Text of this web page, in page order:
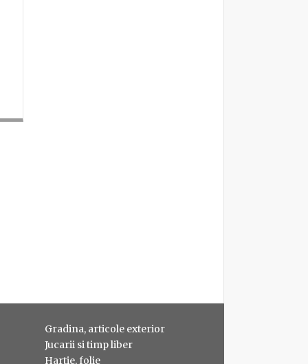
Gradina, articole exterior
Jucarii si timp liber
Hartie, folie